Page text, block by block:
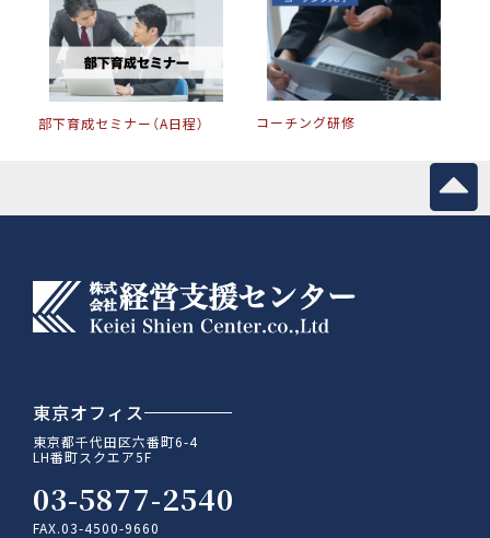
部下育成セミナー（A日程） コーチング研修
東京オフィス
東京都千代田区六番町6-4
LH番町スクエア5F
03-5877-2540
FAX.03-4500-9660